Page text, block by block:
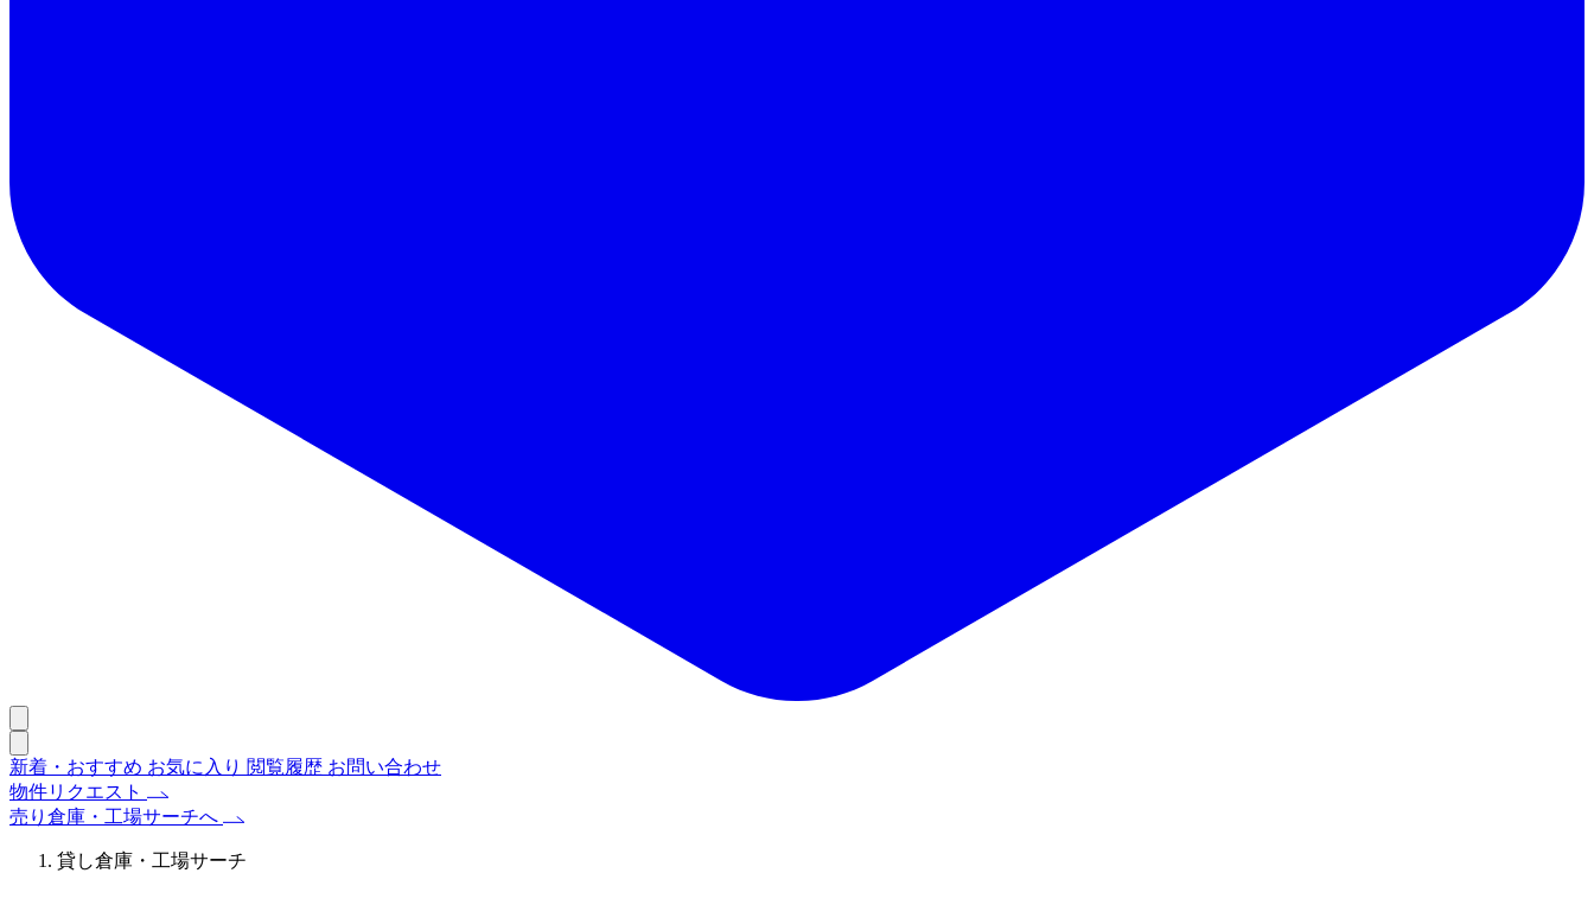
新着・おすすめ お気に入り 閲覧履歴 お問い合わせ
物件リクエスト
売り倉庫・工場サーチへ
貸し倉庫・工場サーチ